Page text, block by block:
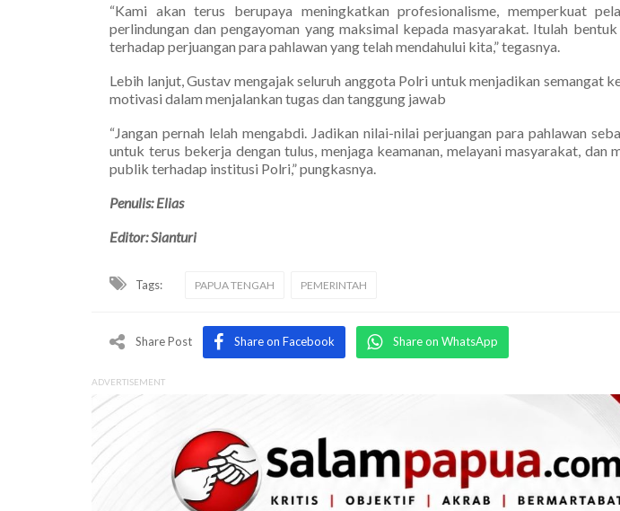
“Kami akan terus berupaya meningkatkan profesionalisme, memperkuat
perlindungan dan pengayoman yang maksimal kepada masyarakat. Itulah
terhadap perjuangan para pahlawan yang telah mendahului kita,” tegasnya.
Lebih lanjut, Gustav mengajak seluruh anggota Polri untuk menjadikan semangat
motivasi dalam menjalankan tugas dan tanggung jawab
“Jangan pernah lelah mengabdi. Jadikan nilai-nilai perjuangan para pahlawan
untuk terus bekerja dengan tulus, menjaga keamanan, melayani masyarakat, dan
publik terhadap institusi Polri,” pungkasnya.
Penulis: Elias
Editor: Sianturi
Tags: PAPUA TENGAH PEMERINTAH
Share Post Share on Facebook Share on WhatsApp
ADVERTISEMENT